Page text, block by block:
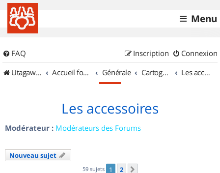
Menu
FAQ Connexion
Inscription
UtagawaVTT (Randos VTT et VTTAE avec traces GPS)
Accueil forum Générale Cartographie et GPS Les accessoires
Les accessoires
Modérateur : Modérateurs des Forums
Nouveau sujet
59 sujets 1 2